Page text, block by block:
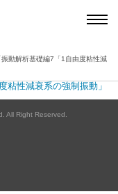
動解析基礎編7「1自由度粘性減
粘性減衰系の強制振動」
All Right Reserved.